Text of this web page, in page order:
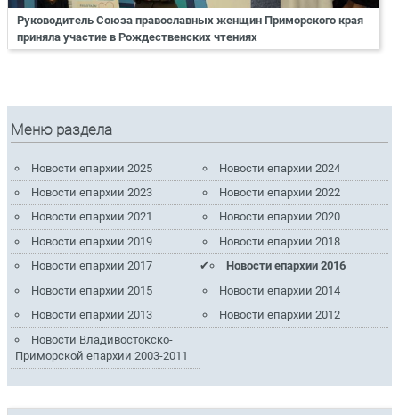
Руководитель Союза православных женщин Приморского края
приняла участие в Рождественских чтениях
Меню раздела
Новости епархии 2025
Новости епархии 2024
Новости епархии 2023
Новости епархии 2022
Новости епархии 2021
Новости епархии 2020
Новости епархии 2019
Новости епархии 2018
Новости епархии 2017
Новости епархии 2016
Новости епархии 2015
Новости епархии 2014
Новости епархии 2013
Новости епархии 2012
Новости Владивостокско-
Приморской епархии 2003-2011